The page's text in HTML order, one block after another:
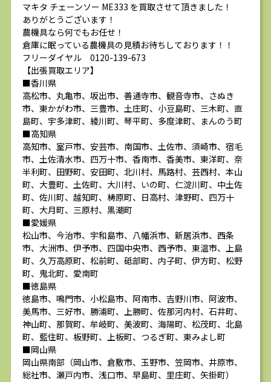
マキタ チェーンソー ME333 を買取させて頂きました！
ありがとうございます！
農機具なら何でもお任せ！
倉庫に眠っている農機具の見積お待ちしております！！
フリーダイヤル 0120-139-673
【出張買取エリア】
■香川県
高松市、丸亀市、坂出市、善通寺市、観音寺市、さぬき
市、東かがわ市、三豊市、土庄町、小豆島町、三木町、直
島町、宇多津町、綾川町、琴平町、多度津町、まんのう町
■高知県
高知市、室戸市、安芸市、南国市、土佐市、須崎市、宿毛
市、土佐清水市、四万十市、香南市、香美市、東洋町、奈
半利町、田野町、安田町、北川村、馬路村、芸西村、本山
町、大豊町、土佐町、大川村、いの町、仁淀川町、中土佐
町、佐川町、越知町、梼原町、日高村、津野町、四万十
町、大月町、三原村、黒潮町
■愛媛県
松山市、今治市、宇和島市、八幡浜市、新居浜市、西条
市、大洲市、伊予市、四国中央市、西予市、東温市、上島
町、久万高原町、松前町、砥部町、内子町、伊方町、松野
町、鬼北町、愛南町
■徳島県
徳島市、鳴門市、小松島市、阿南市、吉野川市、阿波市、
美馬市、三好市、勝浦町、上勝町、佐那河内村、石井町、
神山町、那賀町、牟岐町、美波町、海陽町、松茂町、北島
町、藍住町、板野町、上板町、つるぎ町、東みよし町
■岡山県
岡山県南部（岡山市、倉敷市、玉野市、笠岡市、井原市、
総社市、瀬戸内市、浅口市、早島町、里庄町、矢掛町）